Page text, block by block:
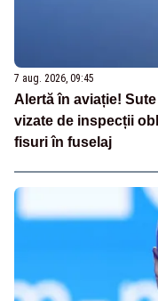
7 aug. 2026, 09:45
Alertă în aviație!
vizate de inspecții
fisuri în fuselaj